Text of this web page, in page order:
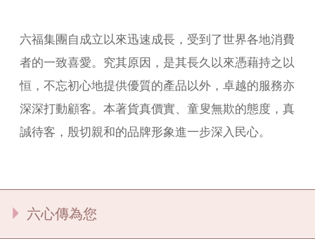
六福集團自成立以來迅速成長，受到了世界各地消費
者的一致喜愛。究其原因，是其長久以來憑藉持之以
恒，不忘初心地提供優質的產品以外，卓越的服務亦
深深打動顧客。本著貨真價實、童叟無欺的態度，真
誠待客，殷切親和的品牌形象進一步深入民心。
六心傳為您